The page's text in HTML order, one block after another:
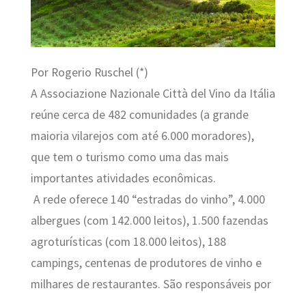
Por Rogerio Ruschel (*)
A Associazione Nazionale Città del Vino da Itália
reúne cerca de 482 comunidades (a grande
maioria vilarejos com até 6.000 moradores),
que tem o turismo como uma das mais
importantes atividades econômicas.
A rede oferece 140 “estradas do vinho”, 4.000
albergues (com 142.000 leitos), 1.500 fazendas
agroturísticas (com 18.000 leitos), 188
campings, centenas de produtores de vinho e
milhares de restaurantes. São responsáveis por